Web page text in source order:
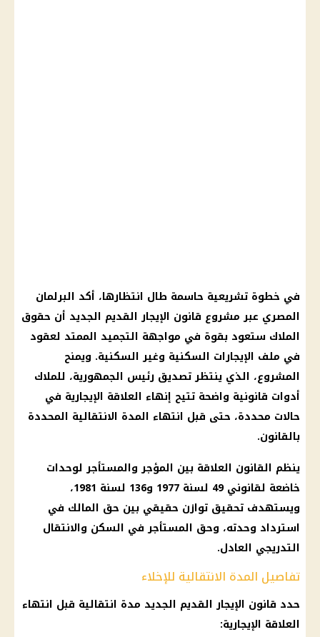
في خطوة تشريعية حاسمة طال انتظارها، أكد البرلمان
المصري عبر مشروع قانون الإيجار القديم الجديد أن حقوق
الملاك ستعود بقوة في مواجهة التجميد الممتد لعقود
في ملف الإيجارات السكنية وغير السكنية. ويمنح
المشروع، الذي ينتظر تصديق رئيس الجمهورية، للملاك
أدوات قانونية واضحة تتيح إنهاء العلاقة الإيجارية في
حالات محددة، حتى قبل انتهاء المدة الانتقالية المحددة
بالقانون.
ينظم القانون العلاقة بين المؤجر والمستأجر لوحدات
خاضعة لقانوني 49 لسنة 1977 و136 لسنة 1981،
ويستهدف تحقيق توازن حقيقي بين حق المالك في
استرداد وحدته، وحق المستأجر في السكن والانتقال
التدريجي العادل.
تفاصيل المدة الانتقالية للإخلاء
حدد قانون الإيجار القديم الجديد مدة انتقالية قبل انتهاء
العلاقة الإيجارية: